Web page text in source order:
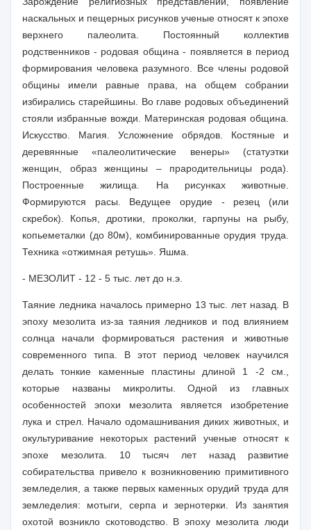
наскальных и пещерных рисунков ученые относят к эпохе
верхнего палеолита. Постоянный коллектив
родственников - родовая община - появляется в период
формирования человека разумного. Все члены родовой
общины имели равные права, на общем собрании
избирались старейшины. Во главе родовых объединений
стояли избранные вожди. Материнская родовая община.
Искусство. Магия. Усложнение обрядов. Костяные и
деревянные «палеолитические венеры» (статуэтки
женщин, образ женщины – прародительницы рода).
Построенные жилища. На рисунках животные.
Формируются расы. Ведущее орудие - резец (или
скребок). Копья, дротики, проколки, гарпуны на рыбу,
копьеметалки (до 80м), комбинированные орудия труда.
Техника «отжимная ретушь». Яшма.
- МЕЗОЛИТ - 12 - 5 тыс. лет до н.э.
Таяние ледника началось примерно 13 тыс. лет назад. В
эпоху мезолита из-за таяния ледников и под влиянием
солнца начали формироваться растения и животные
современного типа. В этот период человек научился
делать тонкие каменные пластины длиной 1 -2 см
которые названы микролиты. Одной из главных
особенностей эпохи мезолита является изобретение
лука и стрел. Начало одомашнивания диких животных, и
окультуривание некоторых растений ученые относят к
эпохе мезолита. 10 тысяч лет назад развитие
собирательства привело к возникновению примитивного
земледелия, а также первых каменных орудий труда для
земледелия: мотыги, серпа и зернотерки. Из занятия
охотой возникло скотоводство. В эпоху мезолита люди